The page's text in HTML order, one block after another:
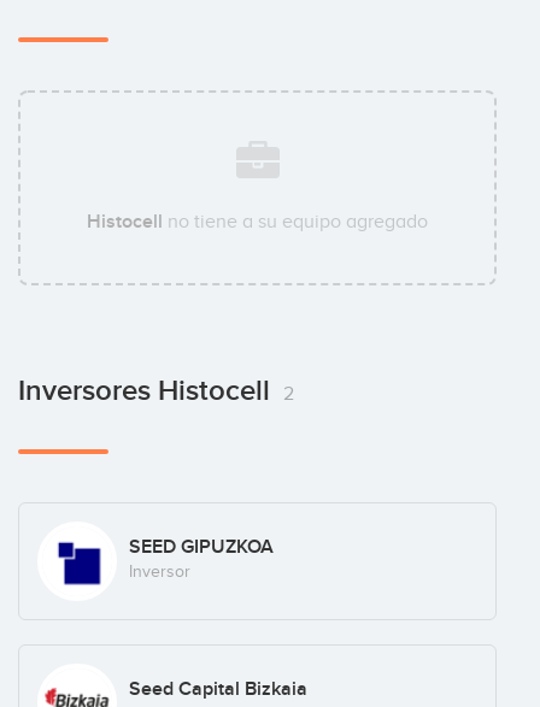
Histocell no tiene a su equipo agregado
Inversores Histocell 2
SEED GIPUZKOA
Inversor
Seed Capital Bizkaia